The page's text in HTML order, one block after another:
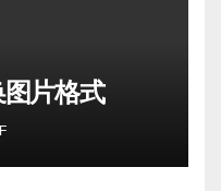
片格式